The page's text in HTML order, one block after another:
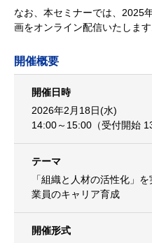
なお、本セミナーでは、2025
画をオンライン配信いたします
開催概要
開催日時
2026年2月18日(水)
14:00～15:00（受付開始
テーマ
「組織と人材の活性化」
業員のキャリア育成
開催形式